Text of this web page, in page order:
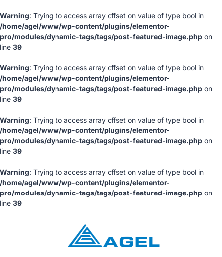
Warning: Trying to access array offset on value of type bool in
/home/agel/www/wp-content/plugins/elementor-
pro/modules/dynamic-tags/tags/post-featured-image.php on
line 39
Warning: Trying to access array offset on value of type bool in
/home/agel/www/wp-content/plugins/elementor-
pro/modules/dynamic-tags/tags/post-featured-image.php on
line 39
Warning: Trying to access array offset on value of type bool in
/home/agel/www/wp-content/plugins/elementor-
pro/modules/dynamic-tags/tags/post-featured-image.php on
line 39
Warning: Trying to access array offset on value of type bool in
/home/agel/www/wp-content/plugins/elementor-
pro/modules/dynamic-tags/tags/post-featured-image.php on
line 39